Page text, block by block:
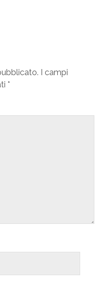
I campi
*